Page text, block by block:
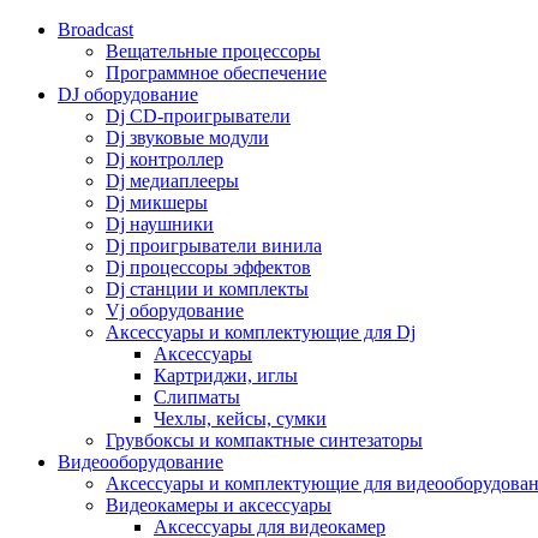
Broadcast
Вещательные процессоры
Программное обеспечение
DJ оборудование
Dj CD-проигрыватели
Dj звуковые модули
Dj контроллер
Dj медиаплееры
Dj микшеры
Dj наушники
Dj проигрыватели винила
Dj процессоры эффектов
Dj станции и комплекты
Vj оборудование
Аксессуары и комплектующие для Dj
Аксессуары
Картриджи, иглы
Слипматы
Чехлы, кейсы, сумки
Грувбоксы и компактные синтезаторы
Видеооборудование
Аксессуары и комплектующие для
Видеокамеры и аксессуары
Аксессуары для видеокамер